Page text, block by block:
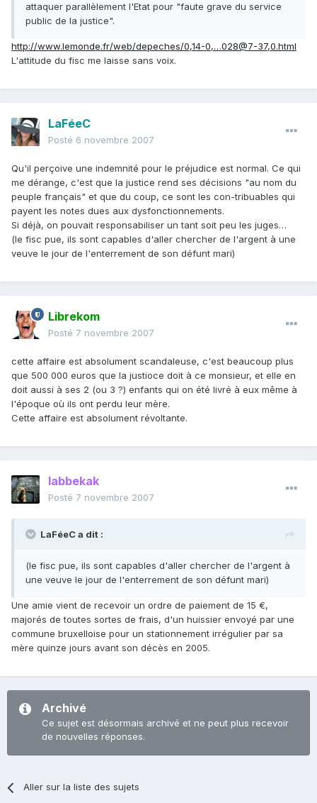
attaquer parallèlement l'Etat pour "faute grave du service
public de la justice".
http://www.lemonde.fr/web/depeches/0,14-0,…028@7-37,0.html
L'attitude du fisc me laisse sans voix.
LaFéeC
Posté 6 novembre 2007
Qu'il perçoive une indemnité pour le préjudice est normal. Ce qui
me dérange, c'est que la justice rend ses décisions "au nom du
peuple français" et que du coup, ce sont les con-tribuables qui
payent les notes dues aux dysfonctionnements.
Si déjà, on pouvait responsabiliser un tant soit peu les juges…
(le fisc pue, ils sont capables d'aller chercher de l'argent à une
veuve le jour de l'enterrement de son défunt mari)
Librekom
Posté 7 novembre 2007
cette affaire est absolument scandaleuse, c'est beaucoup plus
que 500 000 euros que la justioce doit à ce monsieur, et elle en
doit aussi à ses 2 (ou 3 ?) enfants qui on été livré à eux même à
l'époque où ils ont perdu leur mère.
Cette affaire est absolument révoltante.
labbekak
Posté 7 novembre 2007
LaFéeC a dit :
(le fisc pue, ils sont capables d'aller chercher de l'argent à
une veuve le jour de l'enterrement de son défunt mari)
Une amie vient de recevoir un ordre de paiement de 15 €,
majorés de toutes sortes de frais, d'un huissier envoyé par une
commune bruxelloise pour un stationnement irrégulier par sa
mère quinze jours avant son décès en 2005.
Archivé
Ce sujet est désormais archivé et ne peut plus recevoir
de nouvelles réponses.
Aller sur la liste des sujets